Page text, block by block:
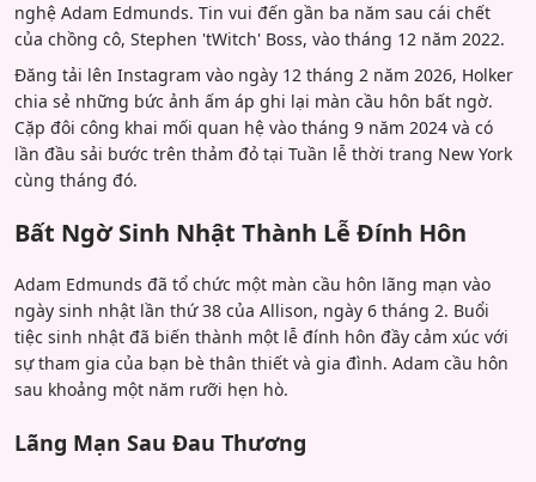
nghệ Adam Edmunds. Tin vui đến gần ba năm sau cái chết
của chồng cô, Stephen 'tWitch' Boss, vào tháng 12 năm 2022.
Đăng tải lên Instagram vào ngày 12 tháng 2 năm 2026, Holker
chia sẻ những bức ảnh ấm áp ghi lại màn cầu hôn bất ngờ.
Cặp đôi công khai mối quan hệ vào tháng 9 năm 2024 và có
lần đầu sải bước trên thảm đỏ tại Tuần lễ thời trang New York
cùng tháng đó.
Bất Ngờ Sinh Nhật Thành Lễ Đính Hôn
Adam Edmunds đã tổ chức một màn cầu hôn lãng mạn vào
ngày sinh nhật lần thứ 38 của Allison, ngày 6 tháng 2. Buổi
tiệc sinh nhật đã biến thành một lễ đính hôn đầy cảm xúc với
sự tham gia của bạn bè thân thiết và gia đình. Adam cầu hôn
sau khoảng một năm rưỡi hẹn hò.
Lãng Mạn Sau Đau Thương